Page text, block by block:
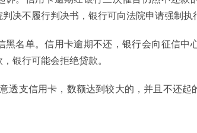
决不履行判决书，银行可向法院申请强制执
黑名单。信用卡逾期不还，银行会向征信中
银行可能会拒绝贷款。
透支信用卡，数额达到较大的，并且不还起